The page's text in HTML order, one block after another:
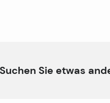
Suchen Sie etwas